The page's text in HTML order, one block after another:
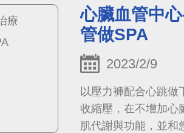
心臟血管中
管做SPA
2023/2/9
以壓力褲配合心跳做
收縮壓，在不增加心
肌代謝與功能，並和